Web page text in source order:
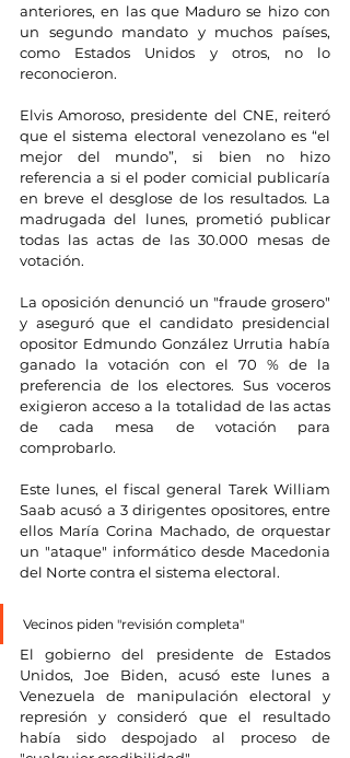
anteriores, en las que Maduro se hizo con
un segundo mandato y muchos países,
como Estados Unidos y otros, no lo
reconocieron.
Elvis Amoroso, presidente del CNE, reiteró
que el sistema electoral venezolano es “el
mejor del mundo”, si bien no hizo
referencia a si el poder comicial publicaría
en breve el desglose de los resultados. La
madrugada del lunes, prometió publicar
todas las actas de las 30.000 mesas de
votación.
La oposición denunció un "fraude grosero"
y aseguró que el candidato presidencial
opositor Edmundo González Urrutia había
ganado la votación con el 70 % de la
preferencia de los electores. Sus voceros
exigieron acceso a la totalidad de las actas
de cada mesa de votación para
comprobarlo.
Este lunes, el fiscal general Tarek William
Saab acusó a 3 dirigentes opositores, entre
ellos María Corina Machado, de orquestar
un "ataque" informático desde Macedonia
del Norte contra el sistema electoral.
Vecinos piden "revisión completa"
El gobierno del presidente de Estados
Unidos, Joe Biden, acusó este lunes a
Venezuela de manipulación electoral y
represión y consideró que el resultado
había sido despojado al proceso de